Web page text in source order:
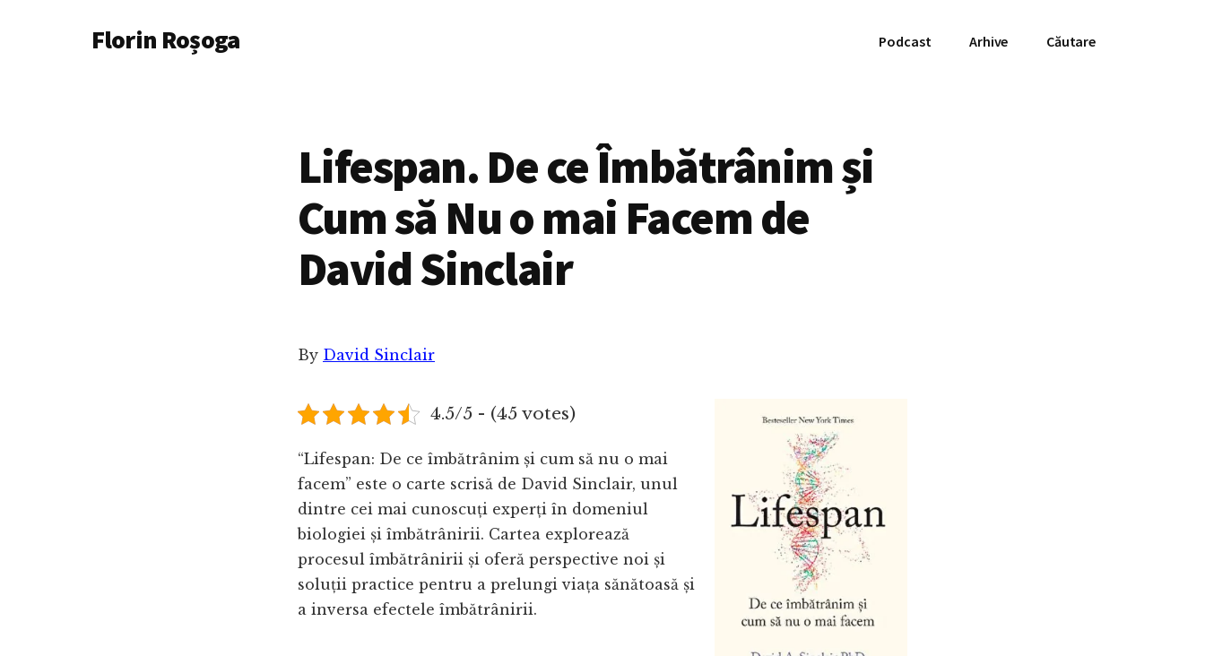
AdditionalFlorin Roșoga Podcast Arhive Căutare
Lifespan. De ce Îmbătrânim și
Cum să Nu o mai Facem de
David Sinclair
By David Sinclair
4.5/5 - (45 votes)
“Lifespan: De ce îmbătrânim și cum să nu o mai
facem” este o carte scrisă de David Sinclair, unul
dintre cei mai cunoscuți experți în domeniul
biologiei și îmbătrânirii. Cartea explorează
procesul îmbătrânirii și oferă perspective noi și
soluții practice pentru a prelungi viața sănătoasă și
a inversa efectele îmbătrânirii.